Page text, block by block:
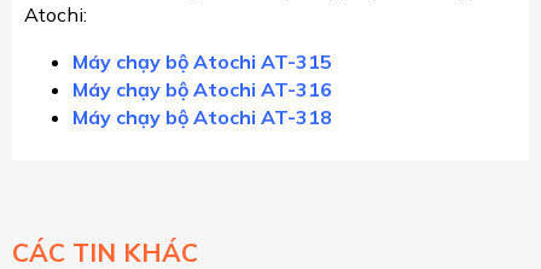
Atochi:
Máy chạy bộ Atochi AT-315
Máy chạy bộ Atochi AT-316
Máy chạy bộ Atochi AT-318
CÁC TIN KHÁC